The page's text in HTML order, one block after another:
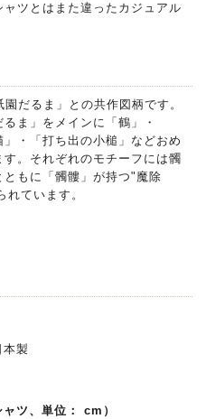
ツとはまた違ったカジュアル
だるま」との共作図柄です。
ま」をメインに「鶴」・
」・「打ち出の小槌」などおめ
。それぞれのモチーフには髑
もに「髑髏」が持つ"魔除
ています。
製
ツ、単位： cm）